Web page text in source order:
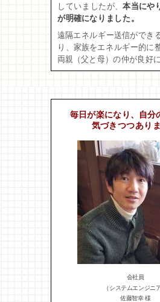
していましたが、本当にや
が明確になりました。
遠隔エネルギー送信ができ
り、家族をエネルギー的に
両親（父と母）の仲が良好
毎日が楽になり、自分
気づきつつありま
会社員
（システムエンジニア
佐藤智幸 様